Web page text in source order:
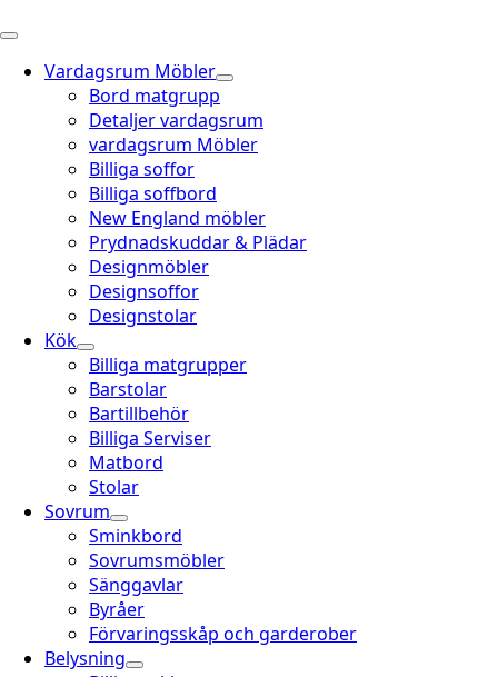
Vardagsrum Möbler
Bord matgrupp
Detaljer vardagsrum
vardagsrum Möbler
Billiga soffor
Billiga soffbord
New England möbler
Prydnadskuddar & Plädar
Designmöbler
Designsoffor
Designstolar
Kök
Billiga matgrupper
Barstolar
Bartillbehör
Billiga Serviser
Matbord
Stolar
Sovrum
Sminkbord
Sovrumsmöbler
Sänggavlar
Byråer
Förvaringsskåp och garderober
Belysning